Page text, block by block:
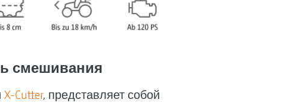
смешивания
X-Cutter, представляет собой